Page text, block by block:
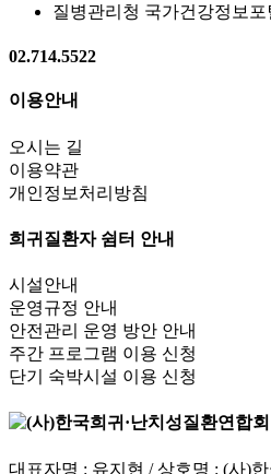
질병관리청 국가건강정보포
02.714.5522
이용안내
오시는 길
이용약관
개인정보처리방침
희귀질환자 쉼터 안내
시설안내
운영규정 안내
안전관리 운영 방안 안내
주간 프로그램 이용 신청
단기 숙박시설 이용 신청
대표자명 : 유지현 / 상호명 : (사)